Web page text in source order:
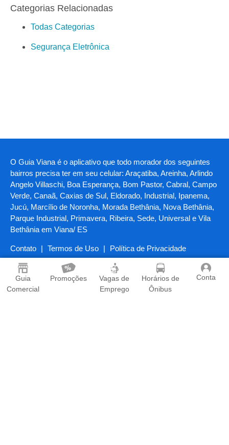
Guia
Comercial
Promoções
Vagas de
Emprego
Horários de
Ônibus
Conta
Categorias Relacionadas
Todas Categorias
Segurança Eletrônica
O Guia Viana é o aplicativo que todo morador dos seguintes
bairros precisa ter em seu celular: Araçatiba, Areinha, Arlindo
Angelo Villaschi, Boa Esperança, Bom Pastor, Cabral, Campo
Verde, Canaã, Caxias de Sul, Eldorado, Industrial, Ipanema,
Jucú, Marcílio de Noronha, Morada Bethânia, Nova Bethânia,
Parque Industrial, Primavera, Ribeira, Sede, Universal e Vila
Bethânia em Viana/ ES
Contato | Termos de Uso | Política de Privacidade